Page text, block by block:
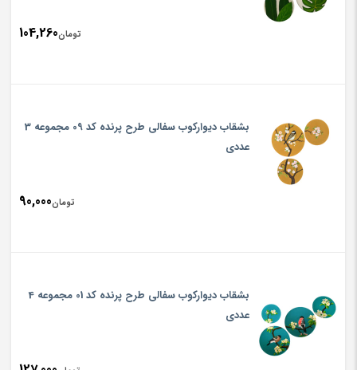
تومان104,260
بشقاب دیوارکوب سفالی طرح پرنده کد 09 مجموعه 3
عددی
تومان90,000
بشقاب دیوارکوب سفالی طرح پرنده کد 01 مجموعه 4
عددی